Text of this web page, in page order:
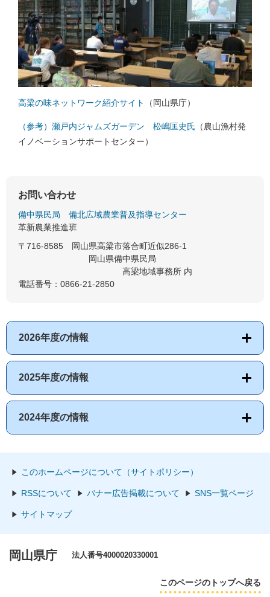
高梁の味ネットワーク紹介サイト （岡山県庁）
（参考）瀬戸内ジャムズガーデン 松嶋匡史氏 （農山漁村発
イノベーションサポートセンター）
お問い合わせ
備中県民局
備北広域農業普及指導センター
革新農業推進班
〒716-8585
岡山県高梁市落合町近似286-1
岡山県備中県民局
高梁地域事務所 内
電話番号：0866-21-2850
2026年度の情報
2025年度の情報
2024年度の情報
このホームページについて（サイトポリシー）
RSSについて バナー広告掲載について SNS一覧ページ
サイトマップ
岡山県庁 法人番号4000020330001
このページのトップへ戻る